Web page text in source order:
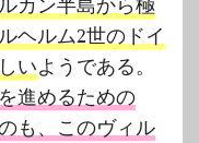
カン半島から極
ヘルム2世のドイ
いようである。
進めるための
も、このヴィル